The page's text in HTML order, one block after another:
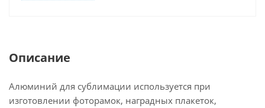
Описание
Алюминий для сублимации используется при
изготовлении фоторамок, наградных плакеток,